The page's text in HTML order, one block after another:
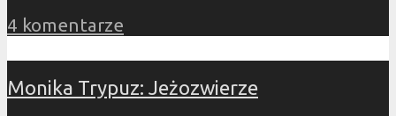
4 komentarze
Monika Trypuz: Jeżozwierze